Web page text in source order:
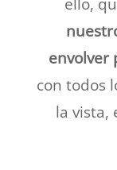
envolver
con todos
la vista,